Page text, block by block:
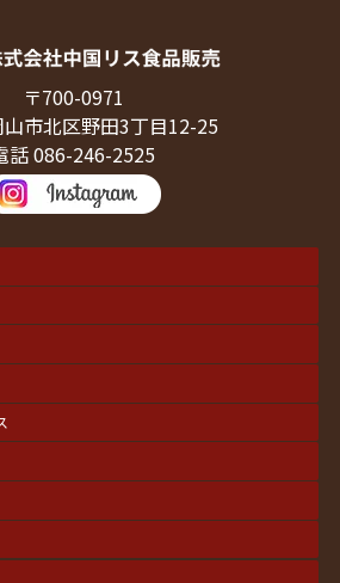
〒700-0971
市北区野田3丁目12-25
話 086-246-2525